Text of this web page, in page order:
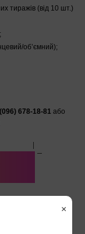
тиражів (від 10 шт.)
об’ємний);
(096) 678-18-81 або
×